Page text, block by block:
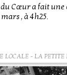
Cœur a fait
, à 4h25.
LOCALE- LA PETITE